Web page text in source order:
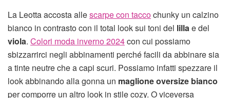
La Leotta accosta allescarpe con taccochunky un calzino
bianco in contrasto con il total look sui toni del lillae del
viola. Colori moda inverno 2024con cui possiamo
sbizzarrirci negli abbinamenti perché facili da abbinare sia
a tinte neutre che a capi scuri. Possiamo infatti spezzare il
look abbinando alla gonna un maglione oversize bianco
per comporre un altro look in stile cozy. O viceversa